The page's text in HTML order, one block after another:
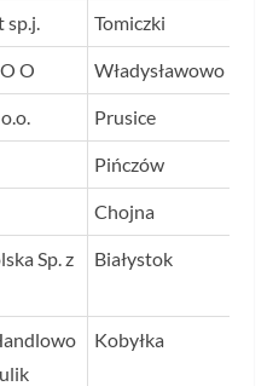
sp.j. Tomiczki
O Władysławowo
Prusice
Pińczów
Chojna
Sp. z
Białystok
Kobyłka